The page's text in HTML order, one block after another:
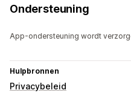
Ondersteuning
App-ondersteuning wordt
Hulpbronnen
Privacybeleid